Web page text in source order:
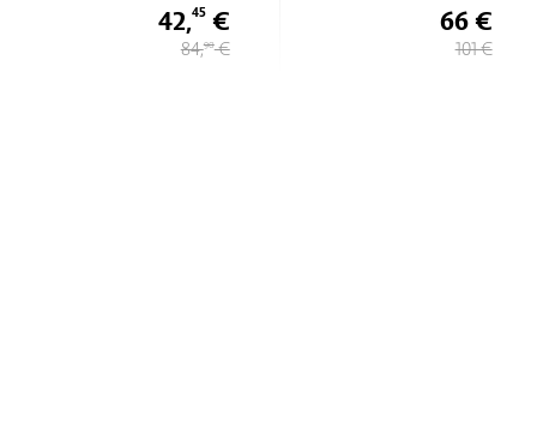
66 €
101 €
66 €
101 €